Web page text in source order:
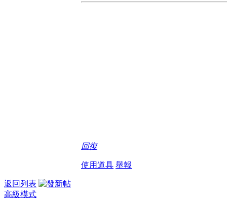
回復
使用道具 舉報
返回列表
高級模式